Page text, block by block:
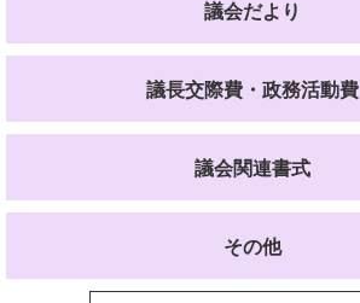
議会だより
議長交際費・政務活動費
議会関連書式
その他